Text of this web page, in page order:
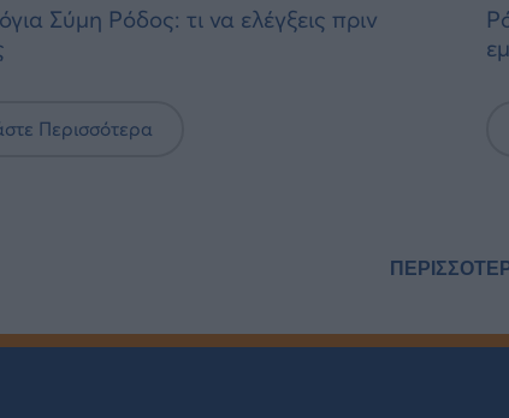
Σύμη Ρόδος: τι να ελέγξεις πριν
Περισσότερα